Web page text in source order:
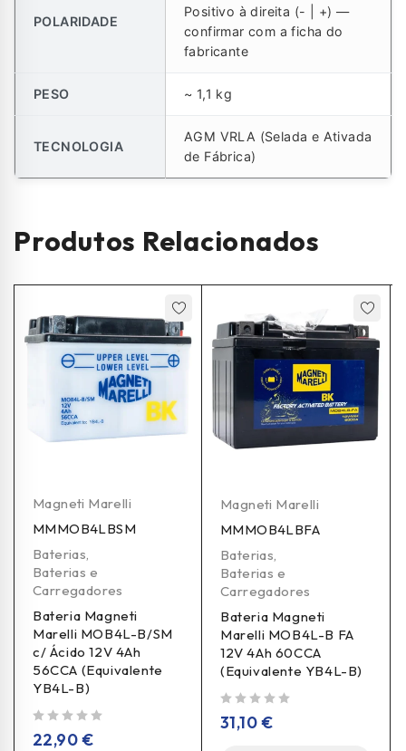
POLARIDADE
Positivo à direita (- | +) —
confirmar com a ficha do
fabricante
PESO ~ 1,1 kg
TECNOLOGIA
AGM VRLA (Selada e Ativada
de Fábrica)
Produtos Relacionados
Magneti Marelli
MMMOB4LBSM
Baterias,
Baterias e
Carregadores
Bateria Magneti
Marelli MOB4L-B/SM
c/ Ácido 12V 4Ah
56CCA (Equivalente
YB4L-B)
22,90€
Magneti Marelli
MMMOB4LBFA
Baterias,
Baterias e
Carregadores
Bateria Magneti
Marelli MOB4L-B FA
12V 4Ah 60CCA
(Equivalente YB4L-B)
31,10€